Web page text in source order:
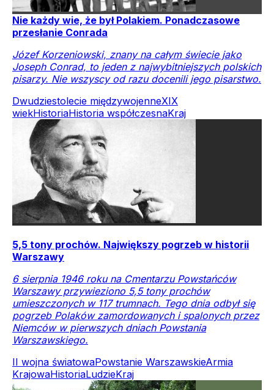
Nie każdy wie, że był Polakiem. Ponadczasowe
przesłanie Conrada
Józef Korzeniowski, znany na całym świecie jako
Joseph Conrad, to jeden z najwybitniejszych polskich
pisarzy. Nie wszyscy od razu docenili jego pisarstwo.
Dwudziestolecie międzywojenneXIX
wiekHistoriaHistoria współczesnaKraj
5,5 tony prochów. Największy pogrzeb w historii
Warszawy
6 sierpnia 1946 roku na Cmentarzu Powstańców
Warszawy przywieziono 5,5 tony prochów
umieszczonych w 117 trumnach. Tego dnia odbył się
pogrzeb Polaków zamordowanych i spalonych przez
Niemców w pierwszych dniach Powstania
Warszawskiego.
II wojna światowaPowstanie WarszawskieArmia
KrajowaHistoriaLudzieKraj